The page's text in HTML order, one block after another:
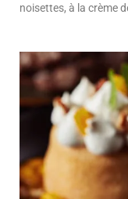
noisettes, à la crème